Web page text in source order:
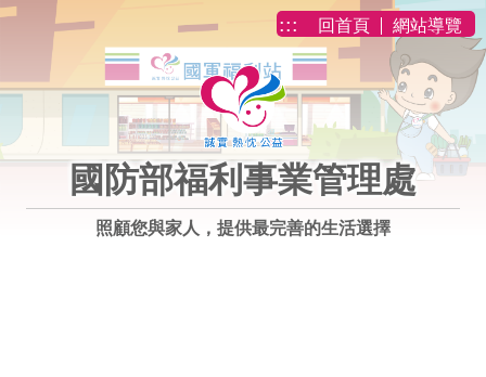
跳到主要內容
::: 回首頁 網站導覽
國防部福利事業管理處
照顧您與家人，提供最完善的生活選擇